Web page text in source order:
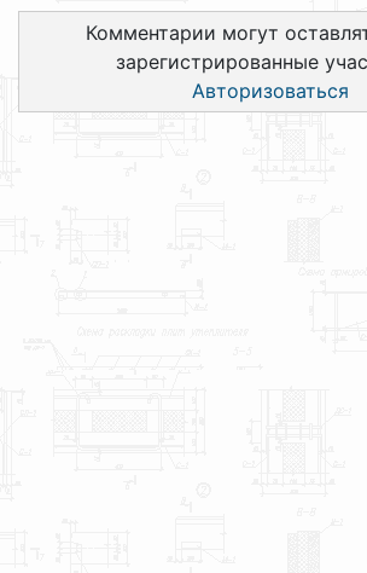
Комментарии могут
зарегистрированные
Авторизоваться